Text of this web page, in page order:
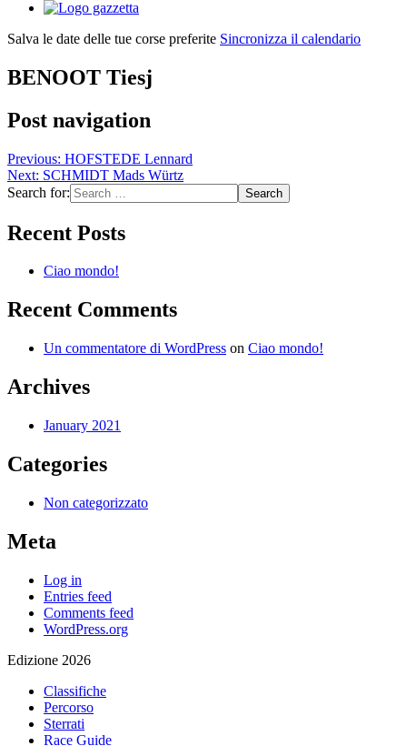
Salva le date delle tue corse preferite Sincronizza il calendario
BENOOT Tiesj
Post navigation
Previous: HOFSTEDE Lennard
Next: SCHMIDT Mads Würtz
Search for:
Recent Posts
Ciao mondo!
Recent Comments
Un commentatore di WordPress on Ciao mondo!
Archives
January 2021
Categories
Non categorizzato
Meta
Log in
Entries feed
Comments feed
WordPress.org
Edizione 2026
Classifiche
Percorso
Sterrati
Race Guide